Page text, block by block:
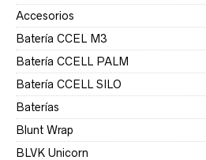
Accesorios
Batería CCEL M3
Batería CCELL PALM
Batería CCELL SILO
Baterías
Blunt Wrap
BLVK Unicorn